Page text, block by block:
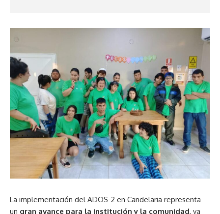
La implementación del ADOS-2 en Candelaria representa
un gran avance para la institución y la comunidad, ya